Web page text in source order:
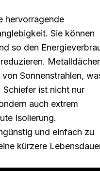
hervorragende
Sie können
so den
Metalldächer
Sonnenstrahlen,
ist nicht nur
auch extrem
Isolierung.
und einfach zu
kürzere